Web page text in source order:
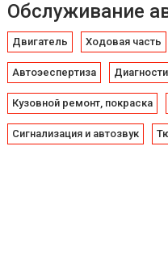
Обслуживание
Двигатель Ходовая часть
Автоэеспертиза
Кузовной ремонт, покраска
Сигнализация и автозвук